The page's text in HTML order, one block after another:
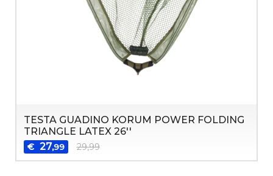
TESTA GUADINO KORUM POWER FOLDING
TRIANGLE LATEX 26''
€ 27,99 29,99